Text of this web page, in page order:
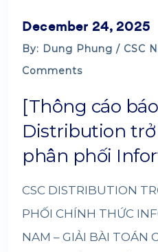
December 24, 2025
By: Dung Phung / CSC
Comments
[Thông cáo
Distribution
phân phối
CSC DISTRIBUTION
PHỐI CHÍNH THỨC
NAM – GIẢI BÀI TOÁN